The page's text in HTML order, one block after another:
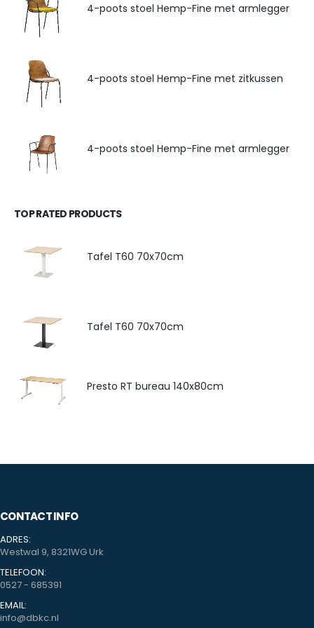
4-poots stoel Hemp-Fine met armlegger
4-poots stoel Hemp-Fine met zitkussen
4-poots stoel Hemp-Fine met armlegger
TOP RATED PRODUCTS
Tafel T60 70x70cm
Tafel T60 70x70cm
Presto RT bureau 140x80cm
CONTACT INFO
ADRES:
Westwal 9, 8321WG Urk
TELEFOON:
0527 - 685391
EMAIL:
info@dbkc.nl